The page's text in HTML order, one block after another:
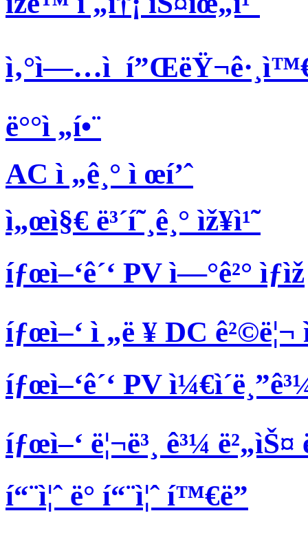
ì‚°ì—…ì 
ë°°ì „í•¨
AC ì „ê¸° ì œí’ˆ
ì„œì§€ ë³´í˜¸ê¸° ìž¥ì¹˜
íƒœì–‘ê´‘ PV ì—°ê²° ìƒìž
íƒœì–‘ ì „ë ¥ DC ê²©ë¦¬
íƒœì–‘ê´‘ PV
íƒœì–‘ ë¦¬ë³¸ ê³¼ ë²„ìŠ¤
í“¨ì¦ˆ ë° í“¨ì¦ˆ í™€ë”